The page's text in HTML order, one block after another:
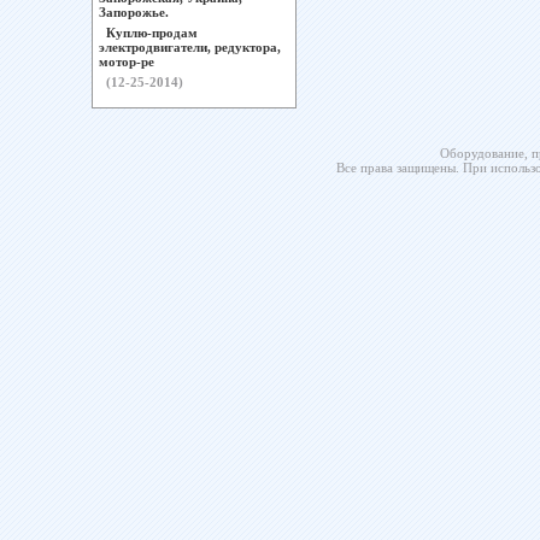
Запорожье.
Куплю-продам
электродвигатели, редуктора,
мотор-ре
(12-25-2014)
Оборудование,
Все права защищены. При